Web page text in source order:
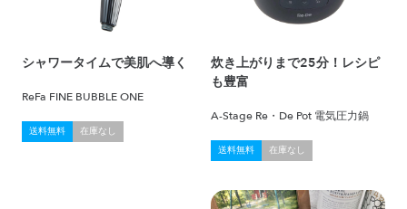
シャワータイムで美肌へ導く
ReFa FINE BUBBLE ONE
送料無料 在庫なし
炊き上がりまで25分！レシピ
も豊富
A-Stage Re・De Pot 電気圧力鍋
送料無料 在庫なし